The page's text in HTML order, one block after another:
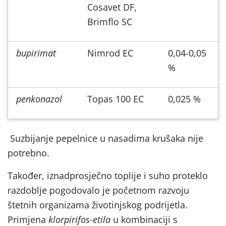
Cosavet DF,
Brimflo SC
bupirimat Nimrod EC
0,04-0,05
%
penkonazol Topas 100 EC 0,025 %
Suzbijanje pepelnice u nasadima krušaka nije
potrebno.
Također, iznadprosječno toplije i suho proteklo
razdoblje pogodovalo je početnom razvoju
štetnih organizama životinjskog podrijetla.
Primjena klorpirifos-etila u kombinaciji s